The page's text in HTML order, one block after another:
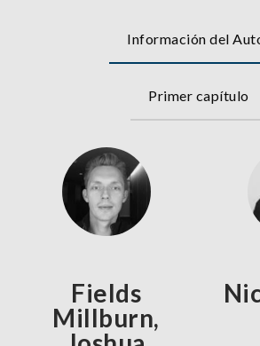
Información del
Primer capítulo
Fields
Millburn,